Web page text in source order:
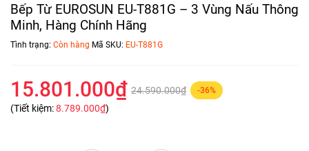
Bếp Từ EUROSUN EU-T881G – 3 Vùng Nấu Thông
Minh, Hàng Chính Hãng
Tình trạng: Còn hàng Mã SKU: EU-T881G
15.801.000₫ 24.590.000₫ -36%
(Tiết kiệm:8.789.000₫)